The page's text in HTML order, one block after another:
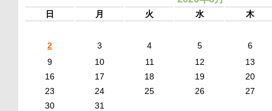
日 月 火 水 木
2 3 4 5
6
9
10 11 12
13
16
17 18 19
20
23
24 25 26
27
30
31